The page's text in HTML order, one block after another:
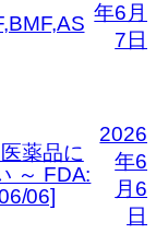
年6月
7日
薬品に
～ FDA:
06]
2026
年6
月6
日